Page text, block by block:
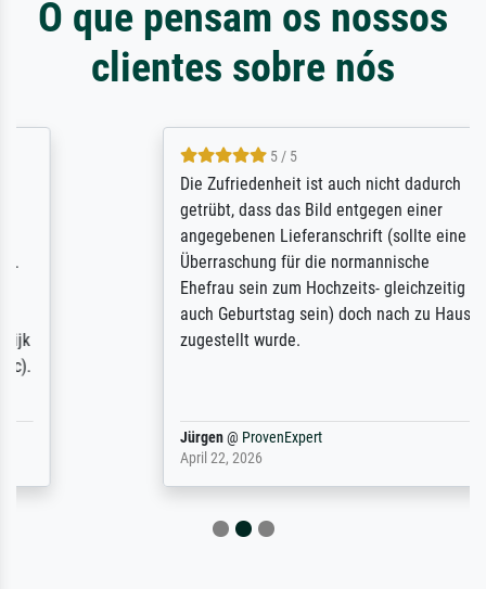
O que pensam os nossos
clientes sobre nós
5 / 5
Die Zufriedenheit ist auch nicht dadurch
getrübt, dass das Bild entgegen einer
angegebenen Lieferanschrift (sollte eine
Überraschung für die normannische
Ehefrau sein zum Hochzeits- gleichzeitig
auch Geburtstag sein) doch nach zu Hause
zugestellt wurde.
ProvenExpert